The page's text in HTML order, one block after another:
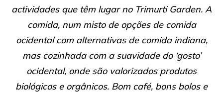
actividades que têm lugar no Trimurti Garden. A
comida, num misto de opções de comida
ocidental com alternativas de comida indiana,
mas cozinhada com a suavidade do ‘gosto’
ocidental, onde são valorizados produtos
biológicos e orgânicos. Bom café, bons bolos e